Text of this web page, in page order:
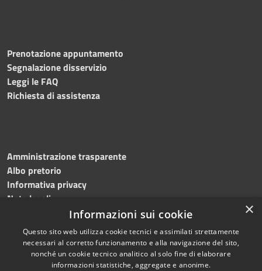
Prenotazione appuntamento
Segnalazione disservizio
Leggi le FAQ
Richiesta di assistenza
Amministrazione trasparente
Albo pretorio
Informativa privacy
Note legali
Dichiarazione di accessibilità
×
Informazioni sui cookie
Questo sito web utilizza cookie tecnici e assimilati strettamente
necessari al corretto funzionamento e alla navigazione del sito,
nonché un cookie tecnico analitico al solo fine di elaborare
informazioni statistiche, aggregate e anonime.